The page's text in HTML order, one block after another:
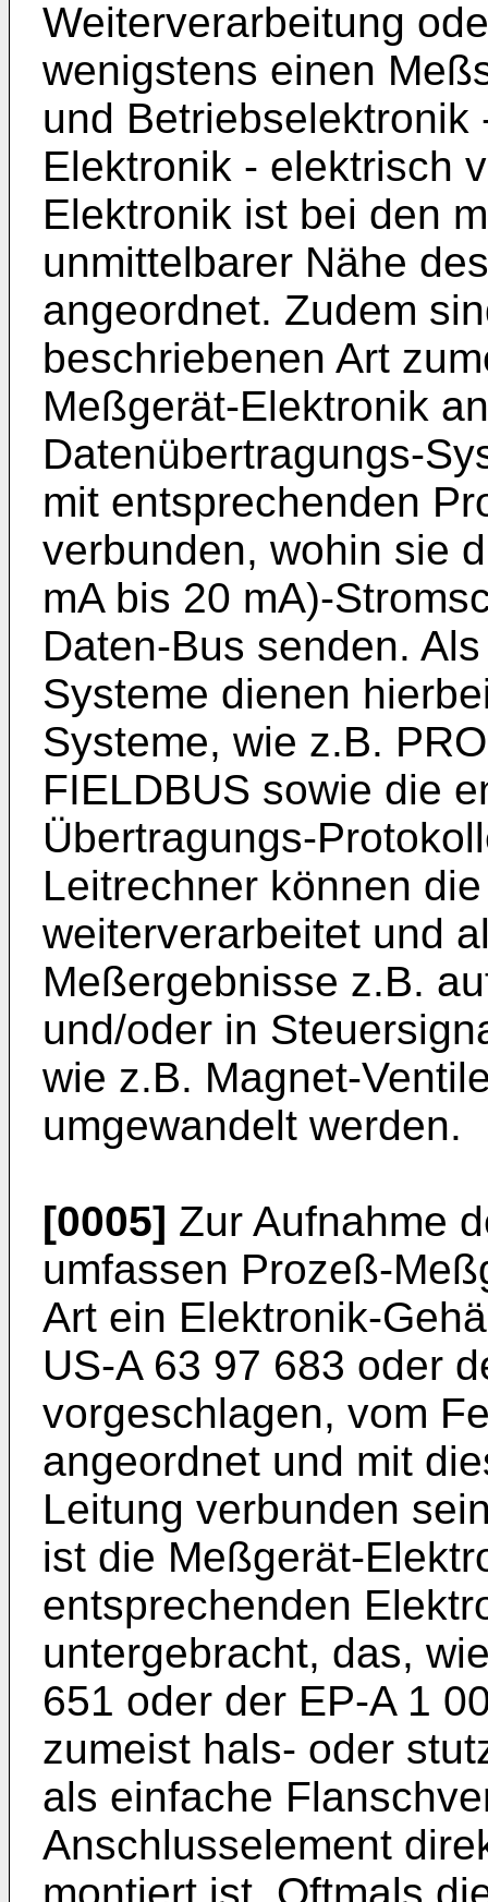
Weiterverarbeitung
wenigstens einen
und
Elektronik - elektrisch
Elektronik ist bei den
unmittelbarer Nähe
angeordnet. Zudem
beschriebenen Art
Meßgerät-Elektronik
Datenübertragungs-
mit entsprechenden
verbunden, wohin sie
mA bis 20 mA)-
Daten-Bus senden.
Systeme dienen
Systeme, wie z.B.
FIELDBUS sowie die
Übertragungs-
Leitrechner können
weiterverarbeitet und
Meßergebnisse z.B.
und/oder in
wie z.B. Magnet-
umgewandelt werden.
[0005] Zur Aufnahme
umfassen Prozeß-
Art ein Elektronik-
US-A 63 97 683 oder
vorgeschlagen, vom
angeordnet und mit
Leitung verbunden
ist die Meßgerät-
entsprechenden
untergebracht, das,
651 oder der EP-A 1
zumeist hals- oder
als einfache
Anschlusselement